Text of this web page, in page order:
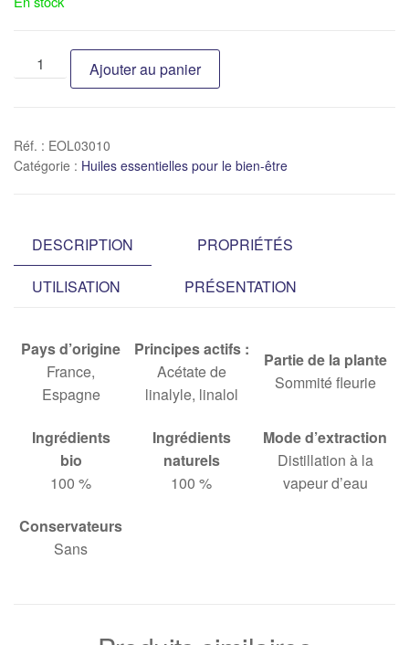
Ajouter au panier
Réf. : EOL03010
Catégorie : Huiles essentielles pour le bien-être
DESCRIPTION
PROPRIÉTÉS
UTILISATION
PRÉSENTATION
Pays d’origine
France,
Espagne
Principes actifs :
Acétate de
linalyle, linalol
Partie de la plante
Sommité fleurie
Ingrédients
bio
100 %
Ingrédients
naturels
100 %
Mode d’extraction
Distillation à la
vapeur d’eau
Conservateurs
Sans